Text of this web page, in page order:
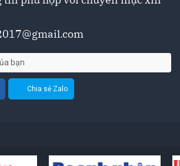
bạn
Chia sẻ Zalo